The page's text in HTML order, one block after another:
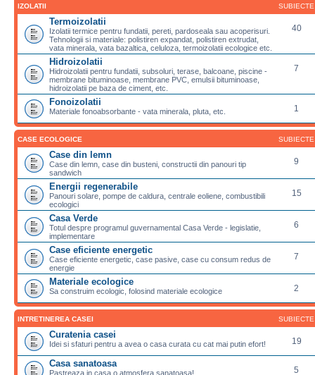
IZOLATII SUBIECTE
Termoizolatii
Izolatii termice pentru fundatii, pereti, pardoseala sau acoperisuri.
Tehnologii si materiale: polistiren expandat, polistiren extrudat,
vata minerala, vata bazaltica, celuloza, termoizolatii ecologice etc.
40
Hidroizolatii
Hidroizolatii pentru fundatii, subsoluri, terase, balcoane, piscine -
membrane bituminoase, membrane PVC, emulsii bituminoase,
hidroizolatii pe baza de ciment, etc.
7
Fonoizolatii
Materiale fonoabsorbante - vata minerala, pluta, etc. 1
CASE ECOLOGICE SUBIECTE
Case din lemn
Case din lemn, case din busteni, constructii din panouri tip
sandwich
9
Energii regenerabile
Panouri solare, pompe de caldura, centrale eoliene, combustibili
ecologici
15
Casa Verde
Totul despre programul guvernamental Casa Verde - legislatie,
implementare
6
Case eficiente energetic
Case eficiente energetic, case pasive, case cu consum redus de
energie
7
Materiale ecologice
Sa construim ecologic, folosind materiale ecologice 2
INTRETINEREA CASEI SUBIECTE
Curatenia casei
Idei si sfaturi pentru a avea o casa curata cu cat mai putin efort! 19
Casa sanatoasa
Pastreaza in casa o atmosfera sanatoasa! 5